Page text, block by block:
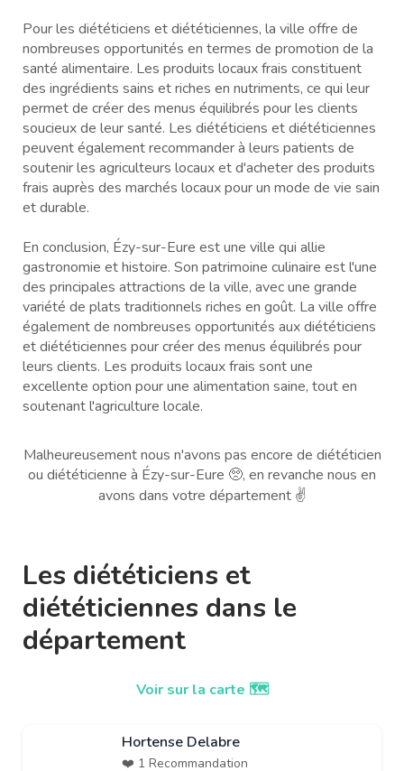
Pour les diététiciens et diététiciennes, la ville offre de
nombreuses opportunités en termes de promotion de la
santé alimentaire. Les produits locaux frais constituent
des ingrédients sains et riches en nutriments, ce qui leur
permet de créer des menus équilibrés pour les clients
soucieux de leur santé. Les diététiciens et diététiciennes
peuvent également recommander à leurs patients de
soutenir les agriculteurs locaux et d'acheter des produits
frais auprès des marchés locaux pour un mode de vie sain
et durable.
En conclusion, Ézy-sur-Eure est une ville qui allie
gastronomie et histoire. Son patrimoine culinaire est l'une
des principales attractions de la ville, avec une grande
variété de plats traditionnels riches en goût. La ville offre
également de nombreuses opportunités aux diététiciens
et diététiciennes pour créer des menus équilibrés pour
leurs clients. Les produits locaux frais sont une
excellente option pour une alimentation saine, tout en
soutenant l'agriculture locale.
Malheureusement nous n'avons pas encore de diététicien
ou diététicienne à Ézy-sur-Eure 🥺, en revanche nous en
avons dans votre département ✌️
Les diététiciens et
diététiciennes dans le
département
Voir sur la carte 🗺️
Hortense Delabre
❤️ 1 Recommandation